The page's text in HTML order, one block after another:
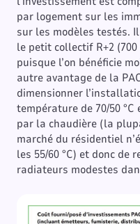
par logement sur les
sur les modèles testés.
le petit collectif R+2
puisque l’on bénéficie
autre avantage de la
dimensionner
température de 70/50
par la chaudière (la
marché du résidentiel
les 55/60 °C) et donc
radiateurs modestes